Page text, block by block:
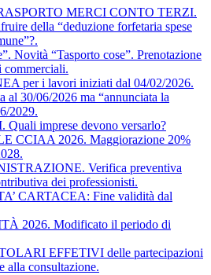
MERCI CONTO TERZI.
della “deduzione forfetaria spese
Novità “Tasporto cose”. Prenotazione
commerciali.
per i lavori iniziati dal 04/02/2026.
al 30/06/2026 ma “annunciata la
2029.
Quali imprese devono versarlo?
CCIAA 2026. Maggiorazione 20%
Verifica preventiva
dei professionisti.
CARTACEA: Fine validità dal
2026. Modificato il periodo di
EFFETIVI delle partecipazioni
alla consultazione.